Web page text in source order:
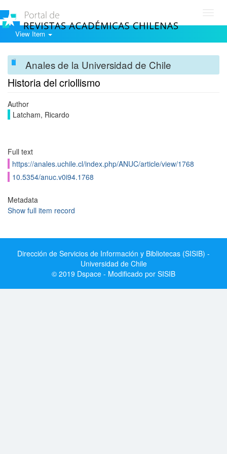
View Item
Anales de la Universidad de Chile
Historia del criollismo
Author
Latcham, Ricardo
Full text
https://anales.uchile.cl/index.php/ANUC/article/view/1768
10.5354/anuc.v0i94.1768
Metadata
Show full item record
Dirección de Servicios de Información y Bibliotecas (SISIB) -
Universidad de Chile
© 2019 Dspace - Modificado por SISIB